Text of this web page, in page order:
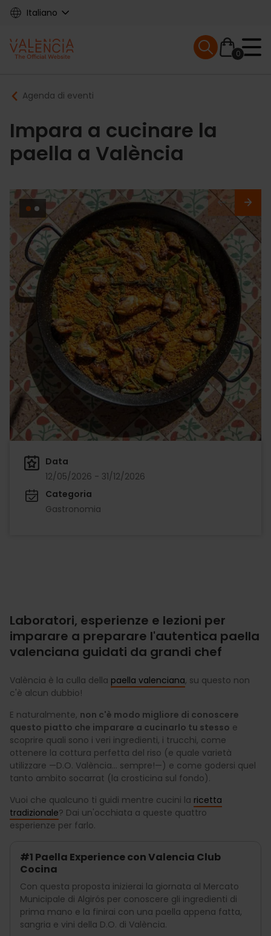
Skip
content
Italiano
Main
navigation
0
Mobile menu
Breadcrumb
Agenda di eventi
Impara a cucinare la
paella a València
Data
12/05/2026 - 31/12/2026
Categoria
Gastronomia
Laboratori, esperienze e lezioni per
imparare a preparare l'autentica paella
valenciana guidati da grandi chef
València è la culla della paella valenciana, su questo non
c'è alcun dubbio!
E naturalmente, non c'è modo migliore di conoscere
questo piatto che imparare a cucinarlo tu stesso e
scoprire quali sono i veri ingredienti, i trucchi, come
ottenere la cottura perfetta del riso (e quale varietà
utilizzare —D.O. València… sempre!—) e come godersi quel
tanto ambito socarrat (la crosticina sul fondo).
Vuoi che qualcuno ti guidi mentre cucini la ricetta
tradizionale? Dai un'occhiata a queste quattro
esperienze per farlo.
#1 Paella Experience con Valencia Club
Cocina
Con questa proposta inizierai la giornata al Mercato
Municipale di Algirós per conoscere gli ingredienti di
prima mano e la finirai con una paella appena fatta,
sangria e vini della D.O. di València.